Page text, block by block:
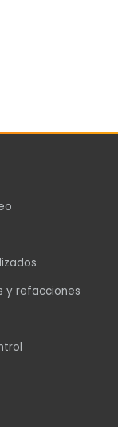
y refacciones